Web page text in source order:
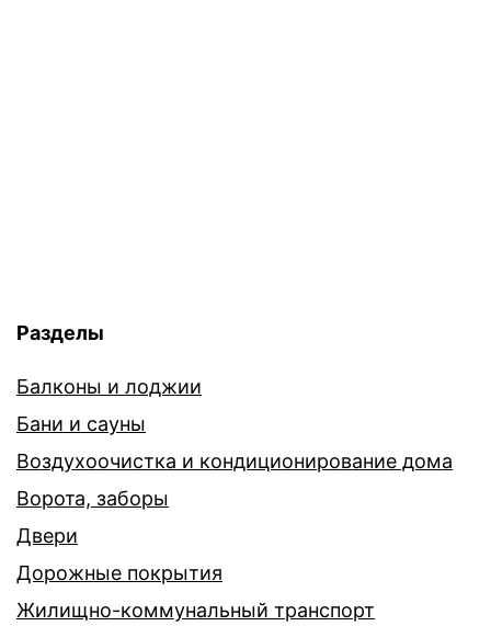
Разделы
Балконы и лоджии
Бани и сауны
Воздухоочистка и кондиционирование дома
Ворота, заборы
Двери
Дорожные покрытия
Жилищно-коммунальный транспорт